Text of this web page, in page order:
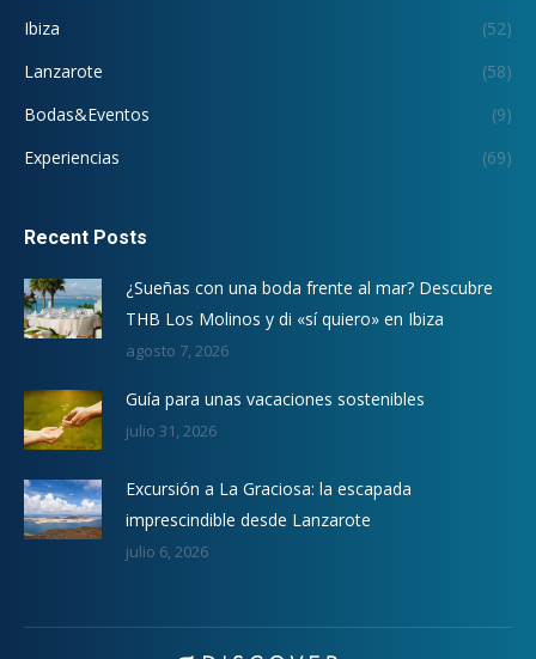
Ibiza
(52)
Lanzarote
(58)
Bodas&Eventos
(9)
Experiencias
(69)
Recent Posts
¿Sueñas con una boda frente al mar? Descubre
THB Los Molinos y di «sí quiero» en Ibiza
agosto 7, 2026
Guía para unas vacaciones sostenibles
julio 31, 2026
Excursión a La Graciosa: la escapada
imprescindible desde Lanzarote
julio 6, 2026